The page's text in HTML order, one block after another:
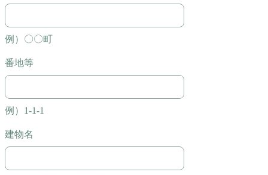
例）〇〇町
番地等
例）1-1-1
建物名